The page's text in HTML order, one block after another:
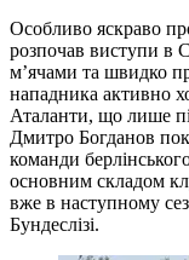
Особливо яскраво
розпочав виступи в
м’ячами та швидко
нападника активно
Аталанти, що лише
Дмитро Богданов
команди
основним складом
вже в наступному
Бундеслізі.